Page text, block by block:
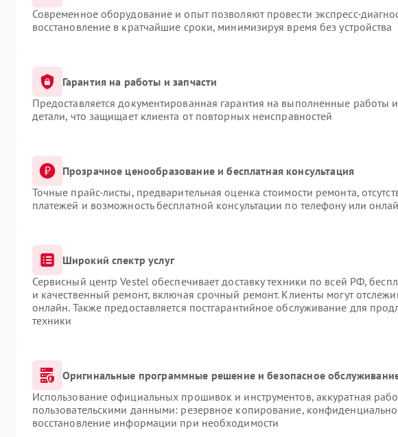
Современное оборудование и опыт позволяют провести экспресс-
восстановление в кратчайшие сроки, минимизируя время без устройства
Гарантия на работы и запчасти
Предоставляется документированная гарантия на выполненные работы
детали, что защищает клиента от повторных неисправностей
Прозрачное ценообразование и бесплатная консультация
Точные прайс-листы, предварительная оценка стоимости ремонта,
платежей и возможность бесплатной консультации по телефону или
Широкий спектр услуг
Сервисный центр Vestel обеспечивает доставку техники по всей РФ,
и качественный ремонт, включая срочный ремонт. Клиенты могут
онлайн. Также предоставляется постгарантийное обслуживание для
техники
Оригинальные программные решение и безопасное
Использование официальных прошивок и инструментов, аккуратная
пользовательскими данными: резервное копирование,
восстановление информации при необходимости